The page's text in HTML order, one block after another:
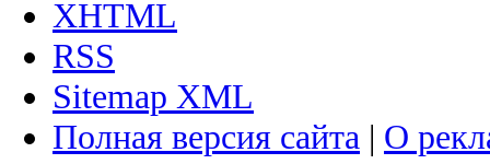
XHTML
RSS
Sitemap XML
Полная версия сайта | О